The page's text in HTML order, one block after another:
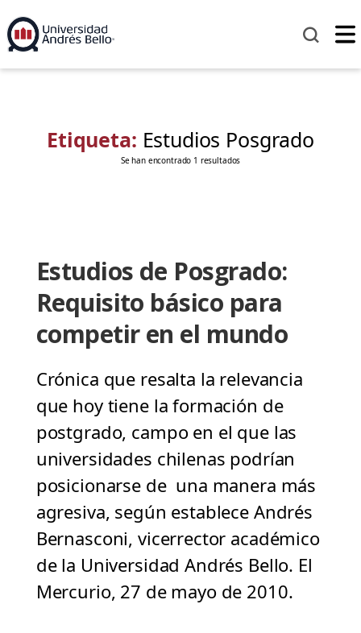
Etiqueta: Estudios Posgrado
Se han encontrado 1 resultados
Estudios de Posgrado:
Requisito básico para
competir en el mundo
Crónica que resalta la relevancia
que hoy tiene la formación de
postgrado, campo en el que las
universidades chilenas podrían
posicionarse de una manera más
agresiva, según establece Andrés
Bernasconi, vicerrector académico
de la Universidad Andrés Bello. El
Mercurio, 27 de mayo de 2010.